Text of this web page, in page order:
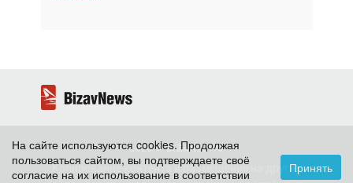
2026 ©BizavNews
Копирование контента и размещение на других
На сайте используются cookies. Продолжая
пользоваться сайтом, вы подтверждаете своё
согласие на их использование в соответствии
Принять